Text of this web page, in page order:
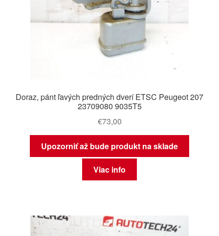
Doraz, pánt ľavých predných dverí ETSC Peugeot 207
23709080 9035T5
€73,00
Upozorniť až bude produkt na sklade
Viac info